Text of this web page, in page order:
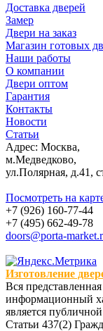
Доставка дверей
Замер
Двери на заказ
Магазин готовых
Наши работы
О компании
Двери оптом
Гарантия
Контакты
Новости
Статьи
Адрес: Москва,
м.Медведково,
ул.Полярная, д.41,
Посмотреть на
+7 (926) 160-77-44
+7 (495) 662-49-78
doors@porta-
Изготовление
Вся
информационный
является
Статьи 437(2)